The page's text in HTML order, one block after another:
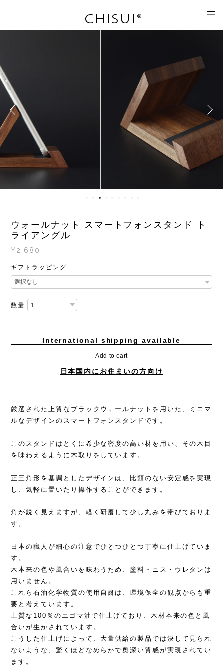
ウォールナット スマートフォンスタンド ト
ライアングル
¥2,680
ギフトラッピング
数量
International shipping available
Add to cart
日本国内にお住まいの方向け
厳選された上質なブラックウォールナットを用いた、ミニマ
ルなデザインのスマートフォンスタンドです。
このスタンドはとくに希少な密度の高い材を用い、その木目
を味わえるように木取りをしています。
正三角形を基調としたデザインは、比類のない安定感を実現
し、気軽に置いたり操作することができます。
角が鋭く見えますが、軽く研磨して少し丸みを帯びておりま
す。
日本の職人が細心の注意でひとつひとつ丁寧に仕上げていま
す。
木本来の色や風合いを味わうため、塗料・ニス・ウレタンは
用いません。
これら石油化学物質の使用自粛は、環境保全の観点からも重
要と考えています。
上質な100％のエゴマ油で仕上げており、木材本来の色と風
合いが生かされています。
こうした仕上げによって、大量供給の製品では決して見られ
ないような、驚くほどなめらかで奥深い質感が実現されてい
ます。